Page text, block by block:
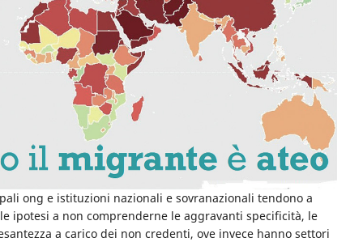
ong e istituzioni nazionali e sovranazionali tendono a
ipotesi a non comprenderne le aggravanti specificità, le
a carico dei non credenti, ove invece hanno settori